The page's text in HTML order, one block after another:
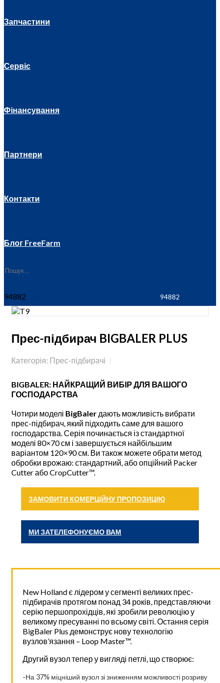
Запчастини
Сервіс
Фінансування
Партнери
Контакти
Блог FreeFarm
94882
Прес-підбирач BIGBALER PLUS
Категорія: Прес-підбирачі
BIGBALER: НАЙКРАЩИЙ ВИБІР ДЛЯ ВАШОГО
ГОСПОДАРСТВА
Чотири моделі BigBaler дають можливість вибрати
прес-підбирач, який підходить саме для вашого
господарства. Серія починається із стандартної
моделі 80×70 см і завершується найбільшим
варіантом 120×90 см. Ви також можете обрати метод
обробки врожаю: стандартний, або опційний Packer
Cutter або CropCutter™.
ЗАМОВИТИ КОМЕРЦІЙНУ ПРОПОЗИЦІЮ
МИ ЗАТЕЛЕФОНУЄМО ВАМ
New Holland є лідером у сегменті великих прес-
підбирачів протягом понад 34 років, представляючи
серію першопрохідців, які зробили революцію у
великому пресуванні по всьому світі. Остання серія
BigBaler Plus демонструє нову технологію
вузлов’язання – Loop Master™.
Другий вузол тепер у вигляді петлі, що створює:
-На 37% міцніший вузол зі зниженням можливості розриву